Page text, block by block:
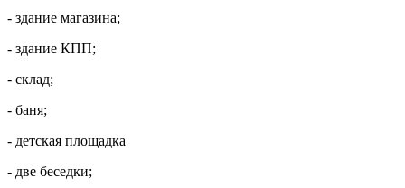
- здание магазина;
- здание КПП;
- склад;
- баня;
- детская площадка
- две беседки;